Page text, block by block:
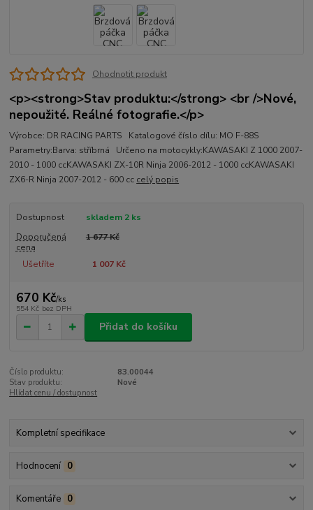
Ohodnotit produkt
<p><strong>Stav produktu:</strong> <br />Nové,
nepoužité. Reálné fotografie.</p>
Výrobce: DR RACING PARTS Katalogové číslo dílu: MO F-88S
Parametry:Barva: stříbrná Určeno na motocykly:KAWASAKI Z 1000 2007-
2010 - 1000 ccKAWASAKI ZX-10R Ninja 2006-2012 - 1000 ccKAWASAKI
ZX6-R Ninja 2007-2012 - 600 cc celý popis
Dostupnost
skladem 2 ks
Doporučená
cena
1 677 Kč
Ušetříte 1 007 Kč
670 Kč/ks
554 Kč bez DPH
Přidat do košíku
Číslo produktu:
83.00044
Stav produktu:
Nové
Hlídat cenu / dostupnost
Kompletní specifikace
Hodnocení 0
Komentáře 0